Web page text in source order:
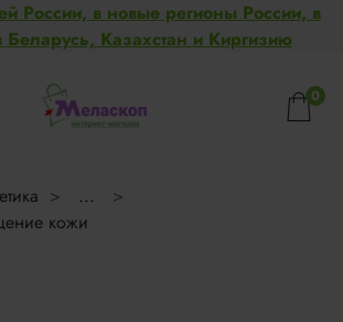
России, в новые регионы России, в
Казахстан и Киргизию
0
...
кожи